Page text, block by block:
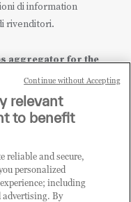
di information
rivenditori.
aggregator for the
relevant
to benefit
reliable and secure,
personalized
including
advertising. By
Continue without Accepting